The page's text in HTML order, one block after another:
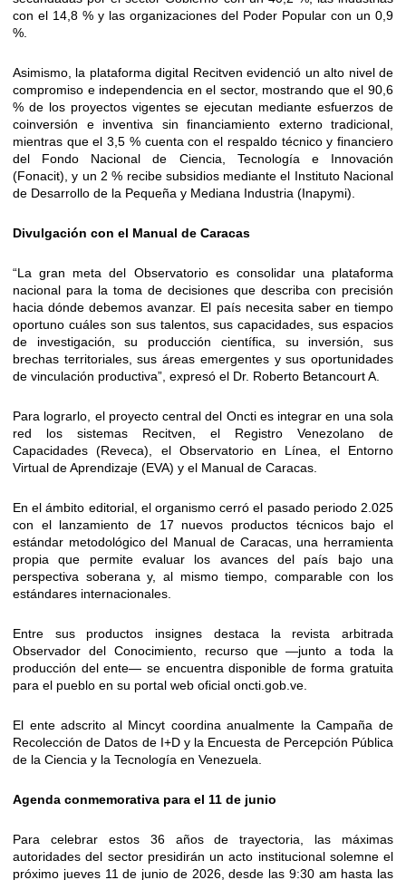
con el 14,8 % y las organizaciones del Poder Popular con un 0,9
%.
Asimismo, la plataforma digital Recitven evidenció un alto nivel de
compromiso e independencia en el sector, mostrando que el 90,6
% de los proyectos vigentes se ejecutan mediante esfuerzos de
coinversión e inventiva sin financiamiento externo tradicional,
mientras que el 3,5 % cuenta con el respaldo técnico y financiero
del Fondo Nacional de Ciencia, Tecnología e Innovación
(Fonacit), y un 2 % recibe subsidios mediante el Instituto Nacional
de Desarrollo de la Pequeña y Mediana Industria (Inapymi).
Divulgación con el Manual de Caracas
“La gran meta del Observatorio es consolidar una plataforma
nacional para la toma de decisiones que describa con precisión
hacia dónde debemos avanzar. El país necesita saber en tiempo
oportuno cuáles son sus talentos, sus capacidades, sus espacios
de investigación, su producción científica, su inversión, sus
brechas territoriales, sus áreas emergentes y sus oportunidades
de vinculación productiva”, expresó el Dr. Roberto Betancourt A.
Para lograrlo, el proyecto central del Oncti es integrar en una sola
red los sistemas Recitven, el Registro Venezolano de
Capacidades (Reveca), el Observatorio en Línea, el Entorno
Virtual de Aprendizaje (EVA) y el Manual de Caracas.
En el ámbito editorial, el organismo cerró el pasado periodo 2.025
con el lanzamiento de 17 nuevos productos técnicos bajo el
estándar metodológico del Manual de Caracas, una herramienta
propia que permite evaluar los avances del país bajo una
perspectiva soberana y, al mismo tiempo, comparable con los
estándares internacionales.
Entre sus productos insignes destaca la revista arbitrada
Observador del Conocimiento, recurso que —junto a toda la
producción del ente— se encuentra disponible de forma gratuita
para el pueblo en su portal web oficial oncti.gob.ve.
El ente adscrito al Mincyt coordina anualmente la Campaña de
Recolección de Datos de I+D y la Encuesta de Percepción Pública
de la Ciencia y la Tecnología en Venezuela.
Agenda conmemorativa para el 11 de junio
Para celebrar estos 36 años de trayectoria, las máximas
autoridades del sector presidirán un acto institucional solemne el
próximo jueves 11 de junio de 2026, desde las 9:30 am hasta las